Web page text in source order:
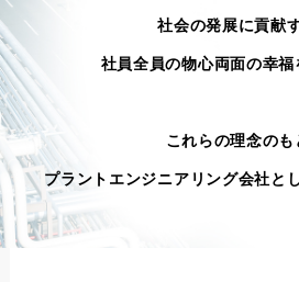
社会の発展に貢献す
社員全員の物心両面の幸福
これらの理念のも
プラントエンジニアリング会社と